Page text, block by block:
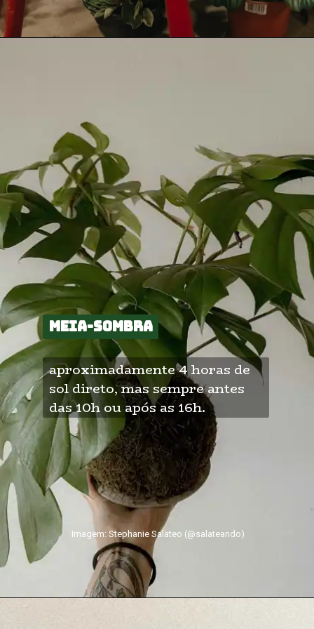
Meia-sombra
Meia-sombra
aproximadamente 4 horas de
sol direto, mas sempre antes
das 10h ou após as 16h.
Imagem: Stephanie Salateo (@salateando)